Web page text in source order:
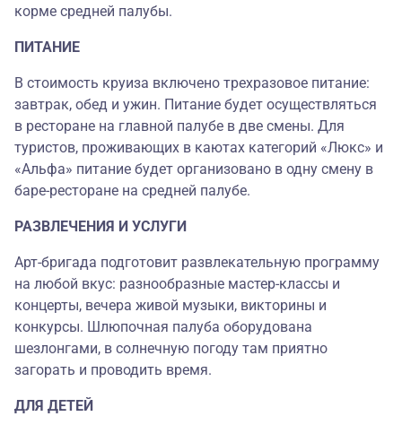
корме средней палубы.
ПИТАНИЕ
В стоимость круиза включено трехразовое питание:
завтрак, обед и ужин. Питание будет осуществляться
в ресторане на главной палубе в две смены. Для
туристов, проживающих в каютах категорий «Люкс» и
«Альфа» питание будет организовано в одну смену в
баре-ресторане на средней палубе.
РАЗВЛЕЧЕНИЯ И УСЛУГИ
Арт-бригада подготовит развлекательную программу
на любой вкус: разнообразные мастер-классы и
концерты, вечера живой музыки, викторины и
конкурсы. Шлюпочная палуба оборудована
шезлонгами, в солнечную погоду там приятно
загорать и проводить время.
ДЛЯ ДЕТЕЙ